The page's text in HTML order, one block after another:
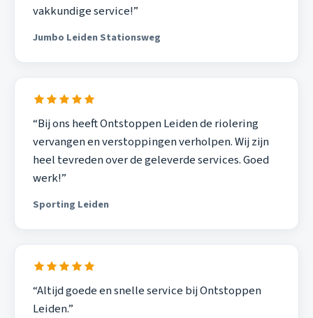
vakkundige service!”
Jumbo Leiden Stationsweg
“Bij ons heeft Ontstoppen Leiden de riolering
vervangen en verstoppingen verholpen. Wij zijn
heel tevreden over de geleverde services. Goed
werk!”
Sporting Leiden
“Altijd goede en snelle service bij Ontstoppen
Leiden.”